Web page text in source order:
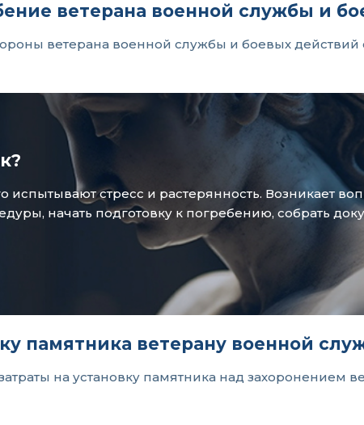
ветерана военной службы и
ветерана военной службы и боевых
стресс и растерянность. Возникает
начать подготовку к погребению, собрать
памятника ветерану военной
на установку памятника над захоронением